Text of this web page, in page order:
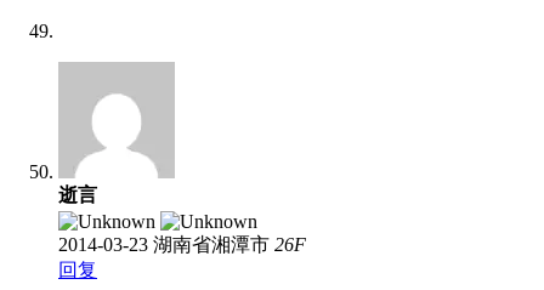
逝言
2014-03-23 湖南省湘潭市 26F
回复